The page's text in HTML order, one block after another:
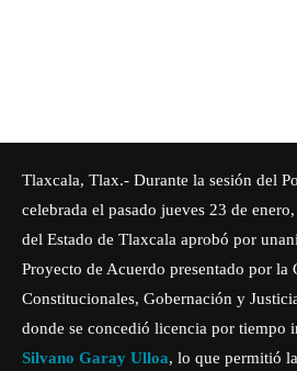
Tlaxcala, Tlax.- Durante la sesión del
celebrada el pasado jueves 23 de
del Estado de Tlaxcala aprobó por
Proyecto de Acuerdo presentado por la
Constitucionales, Gobernación y
donde se concedió licencia por tiempo
Silvano Garay Ulloa, lo que permitió